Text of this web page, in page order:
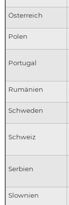
Österreich
Polen
Portugal
Rumänien
Schweden
Schweiz
Serbien
Slownien